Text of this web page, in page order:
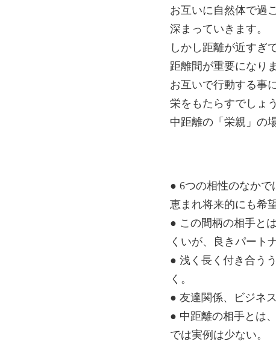
お互いに自然体で過
深まっていきます。
しかし距離が近すぎ
距離間が重要になり
お互いで行動する事
栄をもたらすでしょ
中距離の「栄親」の
● 6つの相性のなか
恵まれ将来的にも希
● この間柄の相手と
くいが、良きパート
● 浅く長く付き合う
く。
● 友達関係、ビジネ
● 中距離の相手とは
では実例は少ない。